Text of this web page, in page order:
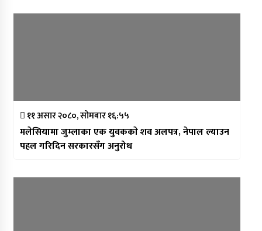
११ असार २०८०, सोमबार १६:५५
मलेसियामा जुम्लाका एक युवककाे शव अलपत्र, नेपाल ल्याउन
पहल गरिदिन सरकारसँग अनुरोध